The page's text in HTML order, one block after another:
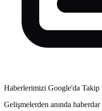
Haberlerimizi Google'da Takip
Gelişmelerden anında